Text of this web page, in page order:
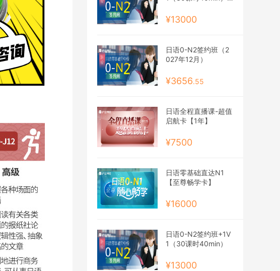
¥13000
日语0-N2签约班（2
027年12月）
¥3656.55
日语全程直播课-超值
启航卡【1年】
¥7500
日语零基础直达N1
【至尊畅学卡】
¥16000
日语0-N2签约班+1V
1（30课时40min）
¥13000